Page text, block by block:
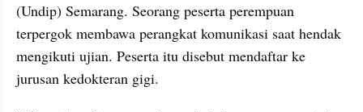
(Undip) Semarang. Seorang peserta perempuan
terpergok membawa perangkat komunikasi saat hendak
mengikuti ujian. Peserta itu disebut mendaftar ke
jurusan kedokteran gigi.